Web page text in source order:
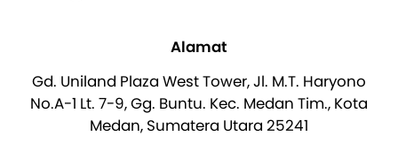
Alamat
Gd. Uniland Plaza West Tower, Jl. M.T. Haryono
No.A-1 Lt. 7-9, Gg. Buntu. Kec. Medan Tim., Kota
Medan, Sumatera Utara 25241